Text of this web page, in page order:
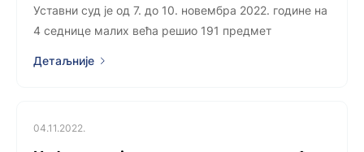
Уставни суд је од 7. до 10. новембра 2022. године на
4 седнице малих већа решио 191 предмет
Детаљније
04.11.2022.